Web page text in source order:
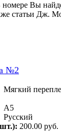
Вы
статьи Дж.
№2
Мягкий
A5
Русский
200.00 руб.